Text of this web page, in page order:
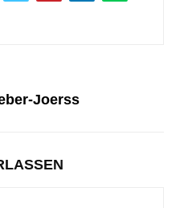
Joerss